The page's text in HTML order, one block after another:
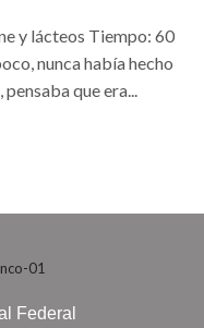
y lácteos Tiempo: 60
nunca había hecho
que era...
Federal